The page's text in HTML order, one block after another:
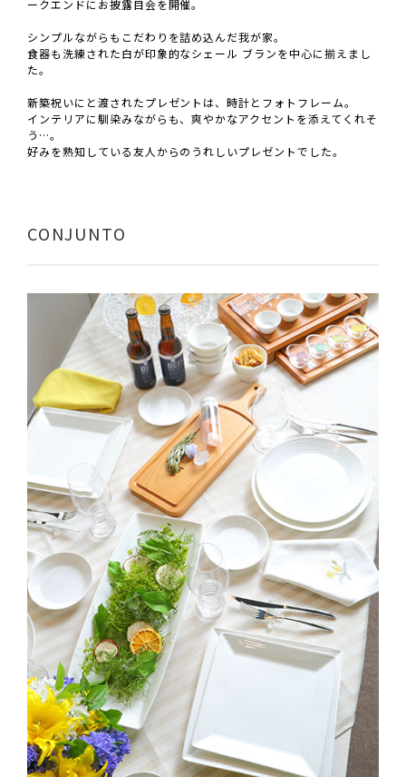
ークエンドにお披露目会を開催。
シンプルながらもこだわりを詰め込んだ我が家。
食器も洗練された白が印象的なシェール ブランを中心に揃えまし
た。
新築祝いにと渡されたプレゼントは、時計とフォトフレーム。
インテリアに馴染みながらも、爽やかなアクセントを添えてくれそ
う…。
好みを熟知している友人からのうれしいプレゼントでした。
CONJUNTO